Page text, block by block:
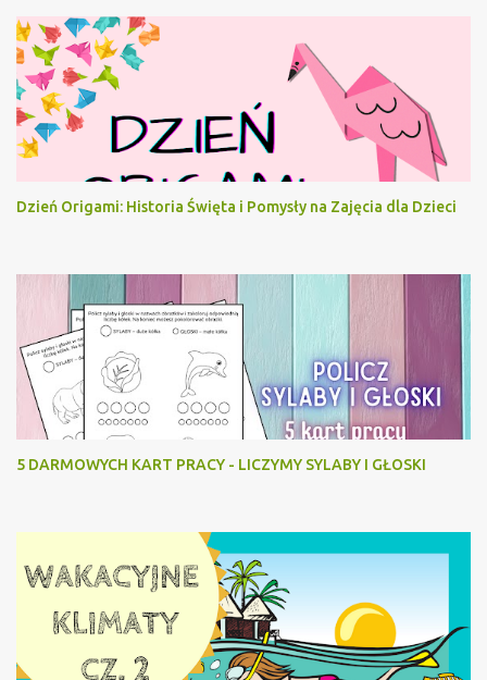
Dzień Origami: Historia Święta i Pomysły na Zajęcia dla Dzieci
5 DARMOWYCH KART PRACY - LICZYMY SYLABY I GŁOSKI